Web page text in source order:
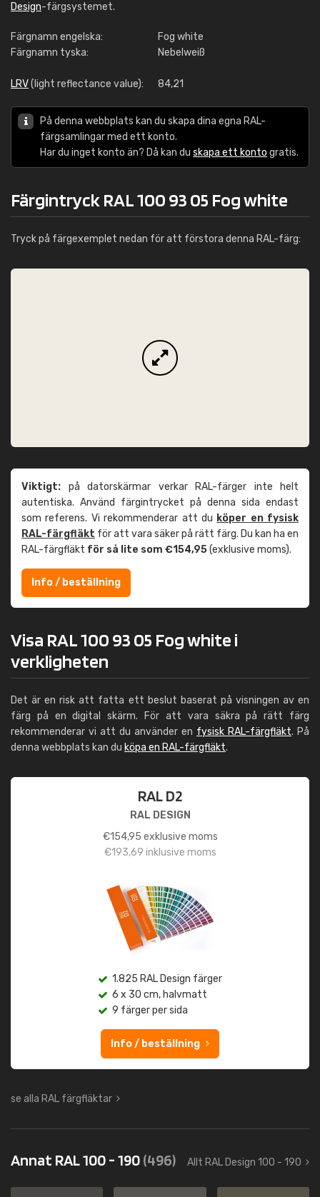
Design-färgsystemet.
Färgnamn engelska:
Fog white
Färgnamn tyska:
Nebelweiß
LRV(light reflectance value): 84,21
På denna webbplats kan du skapa dina egna RAL-
färgsamlingar med ett konto.
Har du inget konto än? Då kan du skapa ett konto gratis.
Färgintryck RAL 100 93 05 Fog white
Tryck på färgexemplet nedan för att förstora denna RAL-färg:
Viktigt: på datorskärmar verkar RAL-färger inte helt
autentiska. Använd färgintrycket på denna sida endast
som referens. Vi rekommenderar att du köper en fysisk
RAL-färgfläkt för att vara säker på rätt färg. Du kan ha en
RAL-färgfläkt för så lite som €154,95(exklusive moms).
Info / beställning
Visa RAL 100 93 05 Fog white i
verkligheten
Det är en risk att fatta ett beslut baserat på visningen av en
färg på en digital skärm. För att vara säkra på rätt färg
rekommenderar vi att du använder en fysisk RAL-färgfläkt. På
denna webbplats kan du köpa en RAL-färgfläkt.
RAL D2
RAL DESIGN
€154,95 exklusive moms
€193,69 inklusive moms
1.825 RAL Design färger
6 x 30 cm, halvmatt
9 färger per sida
Info / beställning
se alla RAL färgfläktar
Annat RAL 100 - 190(496) Allt RAL Design 100 - 190